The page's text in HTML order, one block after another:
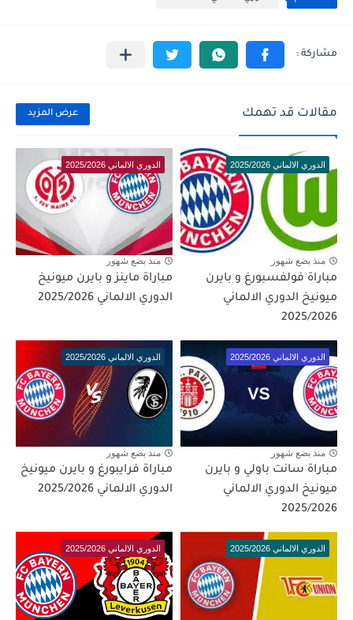
مقالات قد تهمك عرض المزيد
الدوري الالماني 2025/2026
منذ بضع شهور
مباراة فولفسبورغ و بايرن
ميونيخ الدوري الالماني
2025/2026
الدوري الالماني 2025/2026
منذ بضع شهور
مباراة ماينز و بايرن ميونيخ
الدوري الالماني 2025/2026
الدوري الالماني 2025/2026
منذ بضع شهور
مباراة سانت باولي و بايرن
ميونيخ الدوري الالماني
2025/2026
الدوري الالماني 2025/2026
منذ بضع شهور
مباراة فرايبورغ و بايرن ميونيخ
الدوري الالماني 2025/2026
الدوري الالماني 2025/2026 الدوري الالماني 2025/2026